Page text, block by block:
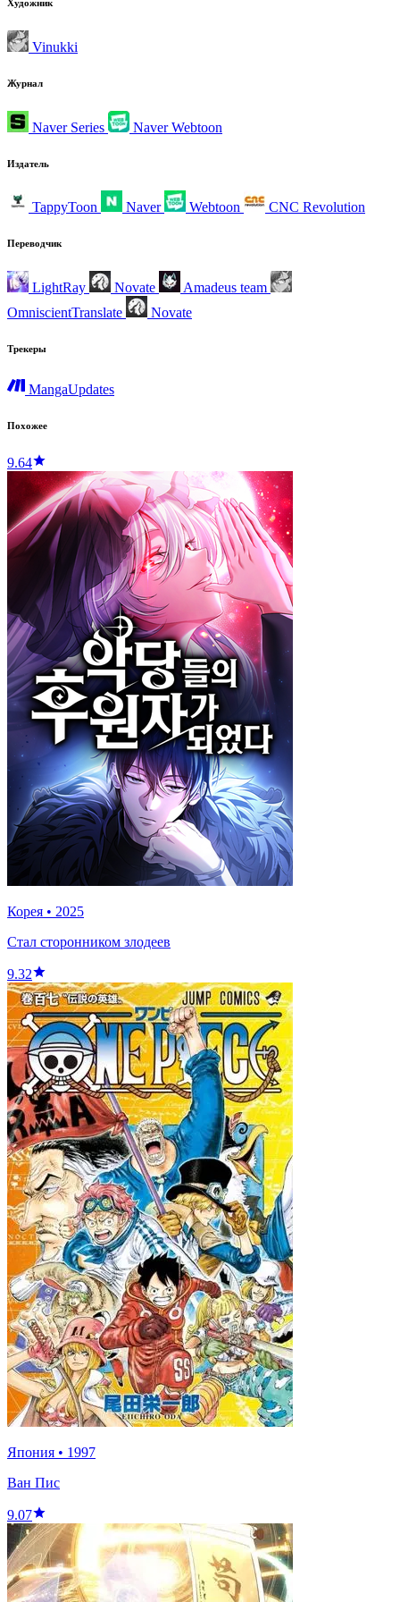
Художник
Vinukki
Журнал
Naver Series Naver Webtoon
Издатель
TappyToon Naver Webtoon CNC Revolution
Переводчик
LightRay Novate
Amadeus team
OmniscientTranslate
Novate
Трекеры
MangaUpdates
Похожее
9.64
Корея • 2025
Стал сторонником злодеев
9.32
Япония • 1997
Ван Пис
9.07